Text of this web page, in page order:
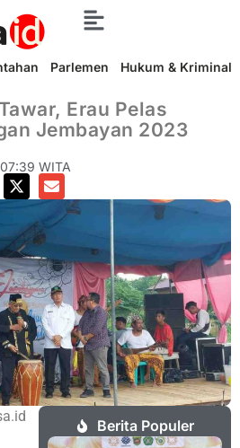
Parlemen Hukum & Kriminal
Erau Pelas
Jembayan 2023
WITA
Berita Populer